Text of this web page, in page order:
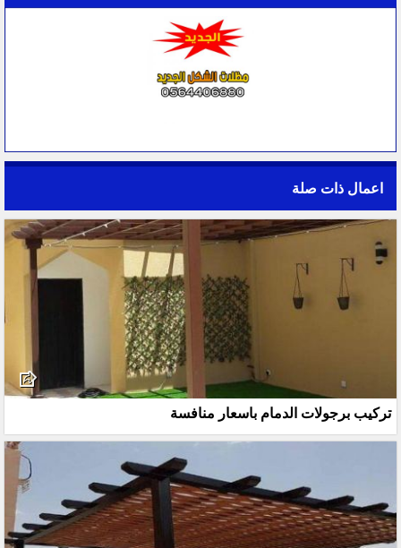
اعمال ذات صلة
تركيب برجولات الدمام باسعار منافسة